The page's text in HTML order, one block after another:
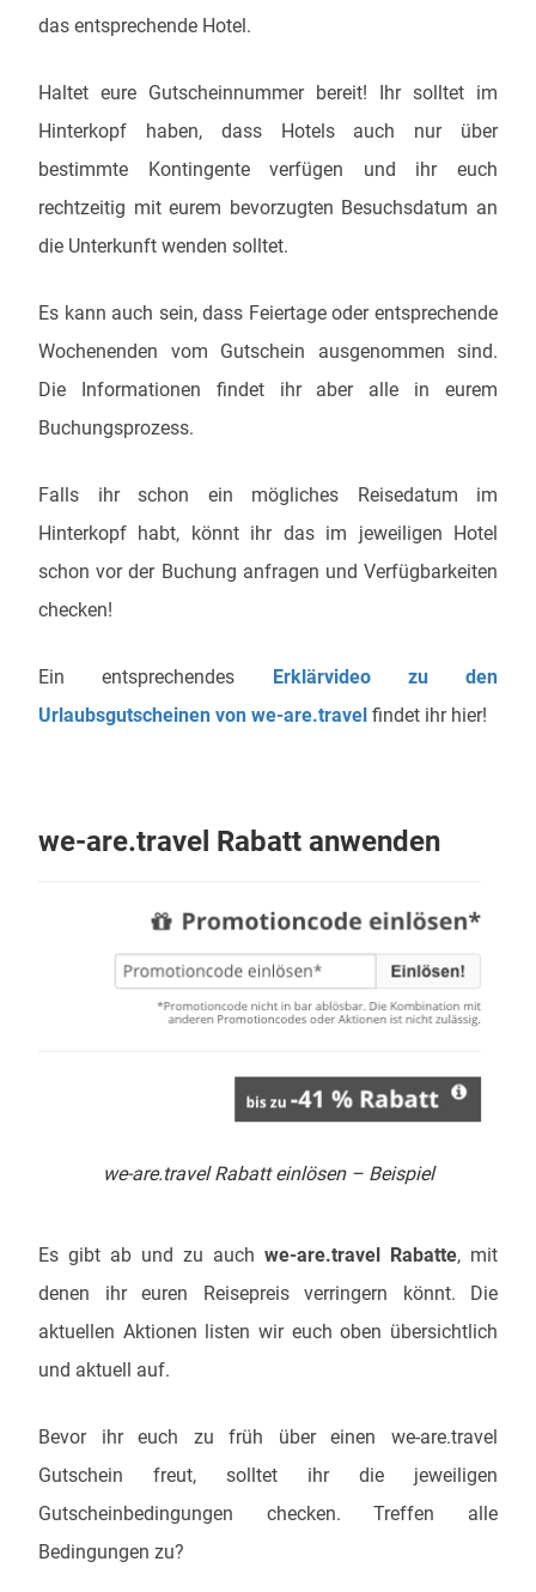
das entsprechende Hotel.
Haltet eure Gutscheinnummer bereit! Ihr solltet im
Hinterkopf haben, dass Hotels auch nur über
bestimmte Kontingente verfügen und ihr euch
rechtzeitig mit eurem bevorzugten Besuchsdatum an
die Unterkunft wenden solltet.
Es kann auch sein, dass Feiertage oder entsprechende
Wochenenden vom Gutschein ausgenommen sind.
Die Informationen findet ihr aber alle in eurem
Buchungsprozess.
Falls ihr schon ein mögliches Reisedatum im
Hinterkopf habt, könnt ihr das im jeweiligen Hotel
schon vor der Buchung anfragen und Verfügbarkeiten
checken!
Ein entsprechendes Erklärvideo zu den
Urlaubsgutscheinen von we-are.travel findet ihr hier!
we-are.travel Rabatt anwenden
we-are.travel Rabatt einlösen – Beispiel
Es gibt ab und zu auch we-are.travel Rabatte, mit
denen ihr euren Reisepreis verringern könnt. Die
aktuellen Aktionen listen wir euch oben übersichtlich
und aktuell auf.
Bevor ihr euch zu früh über einen we-are.travel
Gutschein freut, solltet ihr die jeweiligen
Gutscheinbedingungen checken. Treffen alle
Bedingungen zu?